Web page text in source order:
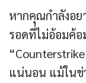
หากคุณกำลังอ
รอดที่ไม่อ้อมค้อ
แน่นอน แม้ในช่